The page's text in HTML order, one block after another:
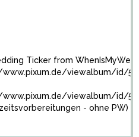
Ticker from
viewalbum/id/
viewalbum/id/
- ohne PW)